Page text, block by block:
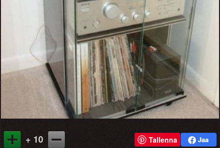
+ 10 Tallenna